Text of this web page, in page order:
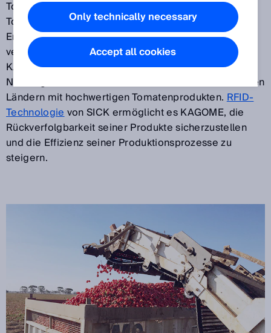
Tomaten pro Kopf. Der 1899 gegründete, japanische
TomatenverarbeiterKAGOMEhat über 100 Jahre
Erfahrung im Bereich der Tomatenzucht und -
verarbeitung. Seit 2010 züchtet und verarbeitet
KAGOME Australia in Echuca Tomaten und versorgt
Nahrungsmittelunternehmen in Australien und anderen
Ländern mit hochwertigen Tomatenprodukten.RFID-
Technologievon SICK ermöglicht es KAGOME, die
Rückverfolgbarkeit seiner Produkte sicherzustellen
und die Effizienz seiner Produktionsprozesse zu
steigern.
Only technically necessary
Accept all cookies